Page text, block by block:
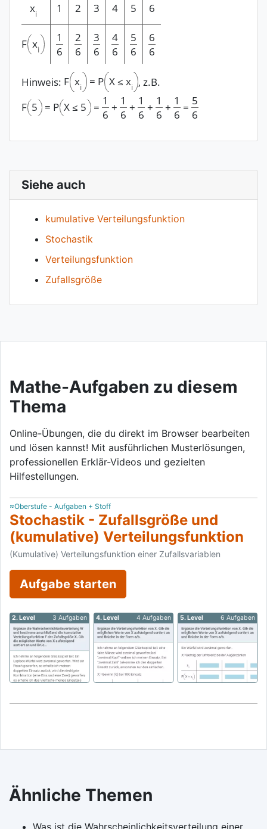
xi 1 2 3 4 5 6
F xi
1
6
2
6
3
6
4
6
5
6
6
6
Hinweis: F xi = P X ≤ xi , z.B.
F 5 = P X ≤ 5 =
1
6
+
1
6
+
1
6
+
1
6
+
1
6
=
5
6
Siehe auch
kumulative Verteilungsfunktion
Stochastik
Verteilungsfunktion
Zufallsgröße
Mathe-Aufgaben zu diesem
Thema
Online-Übungen, die du direkt im Browser bearbeiten
und lösen kannst! Mit ausführlichen Musterlösungen,
professionellen Erklär-Videos und gezielten
Hilfestellungen.
≈Oberstufe - Aufgaben + Stoff
Stochastik - Zufallsgröße und
(kumulative) Verteilungsfunktion
(Kumulative) Verteilungsfunktion einer Zufallsvariablen
Aufgabe starten
2. Level 3 Aufgaben 4. Level 4 Aufgaben 5. Level 6 Aufgaben
Ähnliche Themen